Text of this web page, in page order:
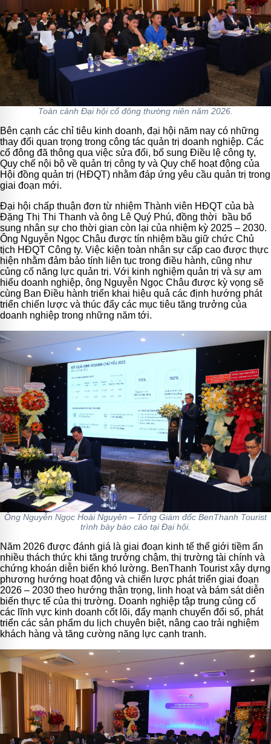
Toàn cảnh Đại hội cổ đông thường niên năm 2026.
Bên cạnh các chỉ tiêu kinh doanh, đại hội năm nay có những
thay đổi quan trọng trong công tác quản trị doanh nghiệp. Các
cổ đông đã thông qua việc sửa đổi, bổ sung Điều lệ công ty,
Quy chế nội bộ về quản trị công ty và Quy chế hoạt động của
Hội đồng quản trị (HĐQT) nhằm đáp ứng yêu cầu quản trị trong
giai đoạn mới.
Đại hội chấp thuận đơn từ nhiệm Thành viên HĐQT của bà
Đặng Thị Thi Thanh và ông Lê Quý Phú, đồng thời bầu bổ
sung nhân sự cho thời gian còn lại của nhiệm kỳ 2025 – 2030.
Ông Nguyễn Ngọc Châu được tín nhiệm bầu giữ chức Chủ
tịch HĐQT Công ty. Việc kiện toàn nhân sự cấp cao được thực
hiện nhằm đảm bảo tính liên tục trong điều hành, cũng như
củng cố năng lực quản trị. Với kinh nghiệm quản trị và sự am
hiểu doanh nghiệp, ông Nguyễn Ngọc Châu được kỳ vọng sẽ
cùng Ban Điều hành triển khai hiệu quả các định hướng phát
triển chiến lược và thúc đẩy các mục tiêu tăng trưởng của
doanh nghiệp trong những năm tới.
Ông Nguyễn Ngọc Hoài Nguyên – Tổng Giám đốc BenThanh Tourist
trình bày báo cáo tại Đại hội.
Năm 2026 được đánh giá là giai đoạn kinh tế thế giới tiềm ẩn
nhiều thách thức khi tăng trưởng chậm, thị trường tài chính và
chứng khoán diễn biến khó lường. BenThanh Tourist xây dựng
phương hướng hoạt động và chiến lược phát triển giai đoạn
2026 – 2030 theo hướng thận trọng, linh hoạt và bám sát diễn
biến thực tế của thị trường. Doanh nghiệp tập trung củng cố
các lĩnh vực kinh doanh cốt lõi, đẩy mạnh chuyển đổi số, phát
triển các sản phẩm du lịch chuyên biệt, nâng cao trải nghiệm
khách hàng và tăng cường năng lực cạnh tranh.